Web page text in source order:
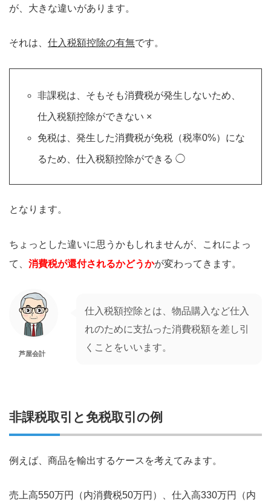
が、大きな違いがあります。
それは、 仕入税額控除の有無です。
非課税は、そもそも消費税が発生しないため、
仕入税額控除ができない ×
免税は、発生した消費税が免税（税率0%）にな
るため、仕入税額控除ができる ◯
となります。
ちょっとした違いに思うかもしれませんが、これによっ
て、 消費税が還付されるかどうかが変わってきます。
芦屋会計
仕入税額控除とは、物品購入など仕入
れのために支払った消費税額を差し引
くことをいいます。
非課税取引と免税取引の例
例えば、商品を輸出するケースを考えてみます。
売上高550万円（内消費税50万円）、仕入高330万円（内